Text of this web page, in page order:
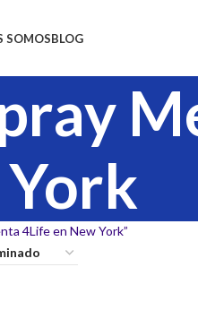
SOMOSBLOG
4Life en New York”